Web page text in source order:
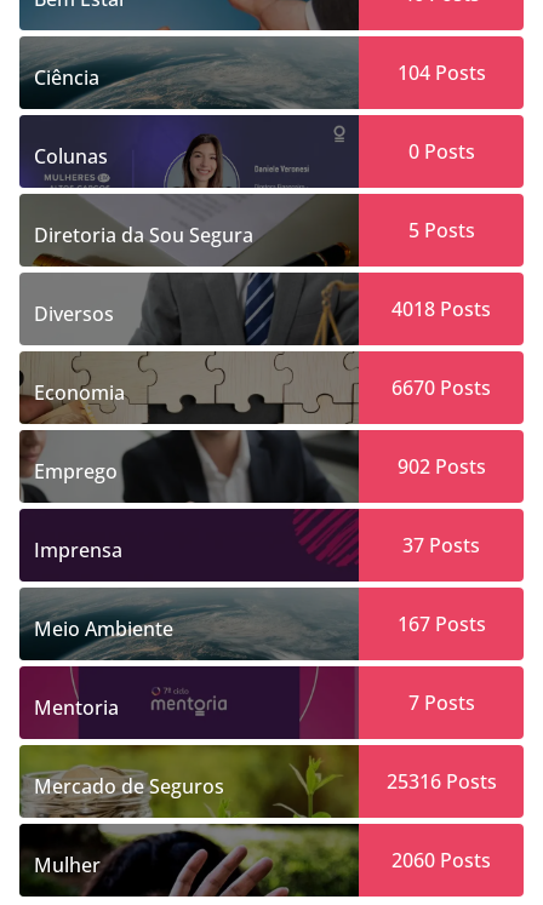
Ciência 104Posts
Colunas 0Posts
Diretoria da Sou Segura 5Posts
Diversos 4018 Posts
Economia 6670 Posts
Emprego 902Posts
Imprensa 37 Posts
Meio Ambiente 167Posts
Mentoria 7Posts
Mercado de Seguros 25316Posts
Mulher 2060 Posts